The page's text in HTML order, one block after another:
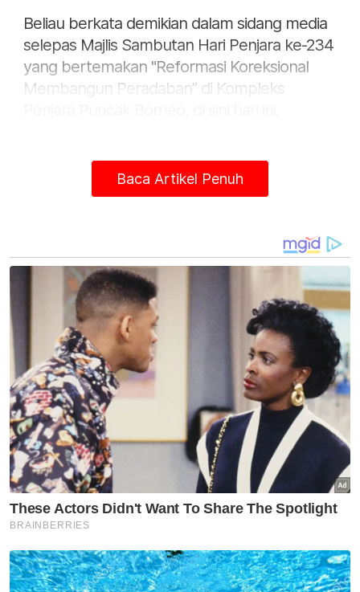
Beliau berkata demikian dalam sidang media
selepas Majlis Sambutan Hari Penjara ke-234
yang bertemakan "Reformasi Koreksional
Membangun Peradaban” di Kompleks
bagi program berkenaan terdiri daripada
individu yang berpenyakit kronik, warga
"Kalau yang disabitkan kesalahan itu
melibatkan mereka dari kategori ini, kita lihat
luar dan bukan dalam tembok (penjara) jadi
untuk itu mereka boleh kita pasangkan gajet
Baca Artikel Penuh